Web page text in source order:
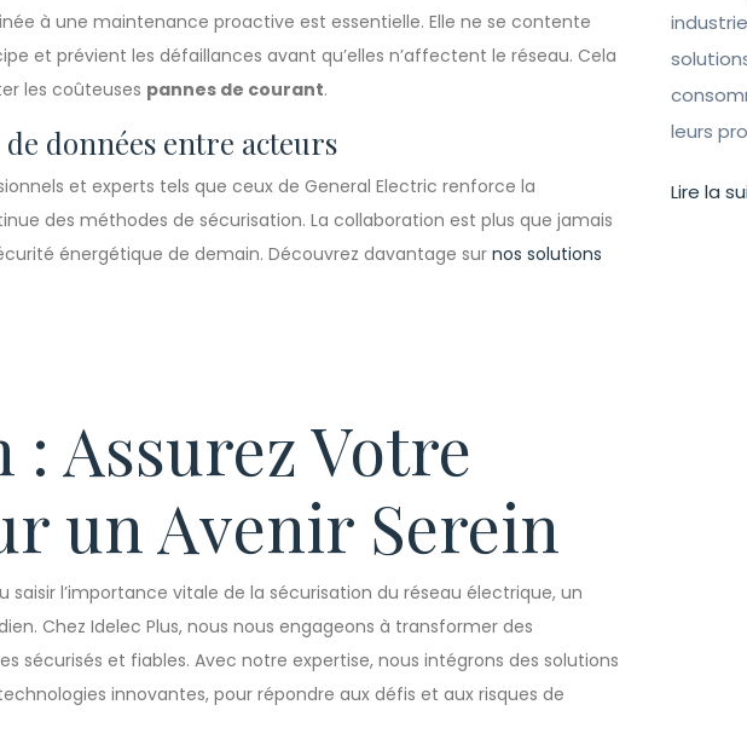
à une maintenance proactive est essentielle. Elle ne se contente
et prévient les défaillances avant qu’elles n’affectent le réseau. Cela
les coûteuses pannes de courant.
données entre acteurs
et experts tels que ceux de General Electric renforce la
des méthodes de sécurisation. La collaboration est plus que jamais
énergétique de demain. Découvrez davantage sur nos solutions
: Assurez Votre
un Avenir Serein
saisir l’importance vitale de la sécurisation du réseau électrique, un
Chez Idelec Plus, nous nous engageons à transformer des
sécurisés et fiables. Avec notre expertise, nous intégrons des solutions
innovantes, pour répondre aux défis et aux risques de
leurs
Lire la